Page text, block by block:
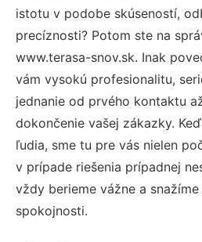
istotu v podobe skúseností,
precíznosti? Potom ste na
www.terasa-snov.sk. Inak
vám vysokú profesionalitu,
jednanie od prvého kontaktu
dokončenie vašej zákazky.
ľudia, sme tu pre vás nielen
v prípade riešenia prípadnej
vždy berieme vážne a
spokojnosti.